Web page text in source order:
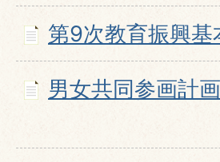
第9次教育振興基
男女共同参画計画